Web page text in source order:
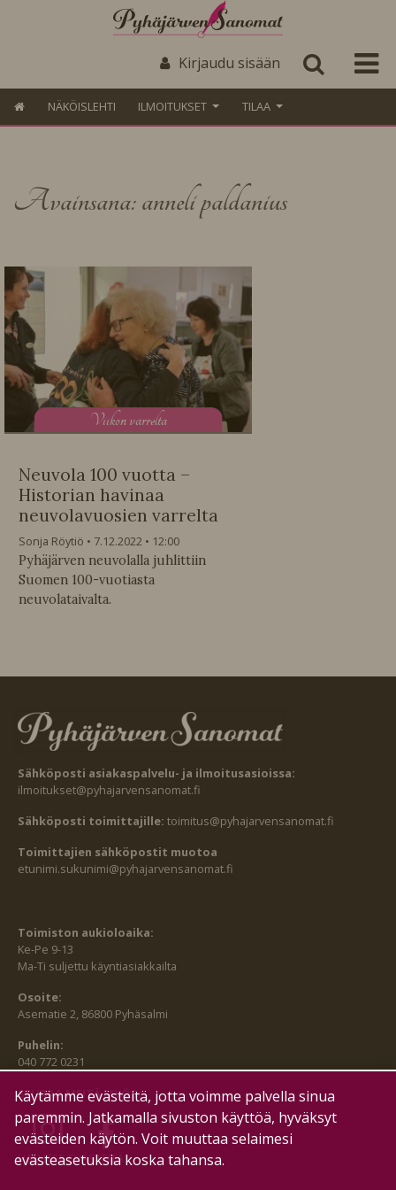
Kirjaudu sisään
NÄKÖISLEHTI ILMOITUKSET TILAA
Avainsana: anneli paldanius
Viikon varrelta
Neuvola 100 vuotta –
Historian havinaa
neuvolavuosien varrelta
Sonja Röytiö 7.12.2022
12:00
Pyhäjärven neuvolalla juhlittiin
Suomen 100-vuotiasta
neuvolataivalta.
Sähköposti asiakaspalvelu- ja ilmoitusasioissa:
ilmoitukset@pyhajarvensanomat.fi
Sähköposti toimittajille: toimitus@pyhajarvensanomat.fi
Toimittajien sähköpostit muotoa
etunimi.sukunimi@pyhajarvensanomat.fi
Toimiston aukioloaika:
Ke-Pe 9-13
Ma-Ti suljettu käyntiasiakkailta
Osoite:
Asematie 2, 86800 Pyhäsalmi
Puhelin:
040 772 0231
SEURAA MEITÄ MYÖS:
HALLITSE EVÄSTEITÄ
Käytämme evästeitä, jotta voimme palvella sinua
paremmin. Jatkamalla sivuston käyttöä, hyväksyt
evästeiden käytön. Voit muuttaa selaimesi
evästeasetuksia koska tahansa.